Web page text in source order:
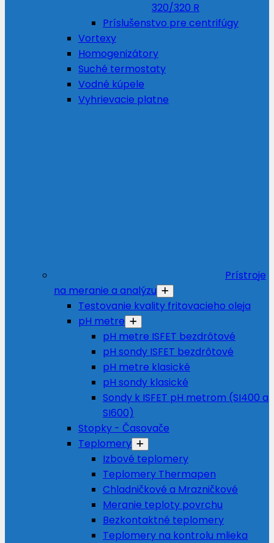
320/320 R
Príslušenstvo pre centrifúgy
Vortexy
Homogenizátory
Suché termostaty
Vodné kúpele
Vyhrievacie platne
Prístroje
na meranie a analýzu
Testovanie kvality fritovacieho oleja
pH metre
pH metre ISFET bezdrôtové
pH sondy ISFET bezdrôtové
pH metre klasické
pH sondy klasické
Sondy k ISFET pH metrom (SI400 a
SI600)
Stopky - Časovače
Teplomery
Izbové teplomery
Teplomery Thermapen
Chladničkové a Mrazničkové
Meranie teploty povrchu
Bezkontaktné teplomery
Teplomery na kontrolu mlieka